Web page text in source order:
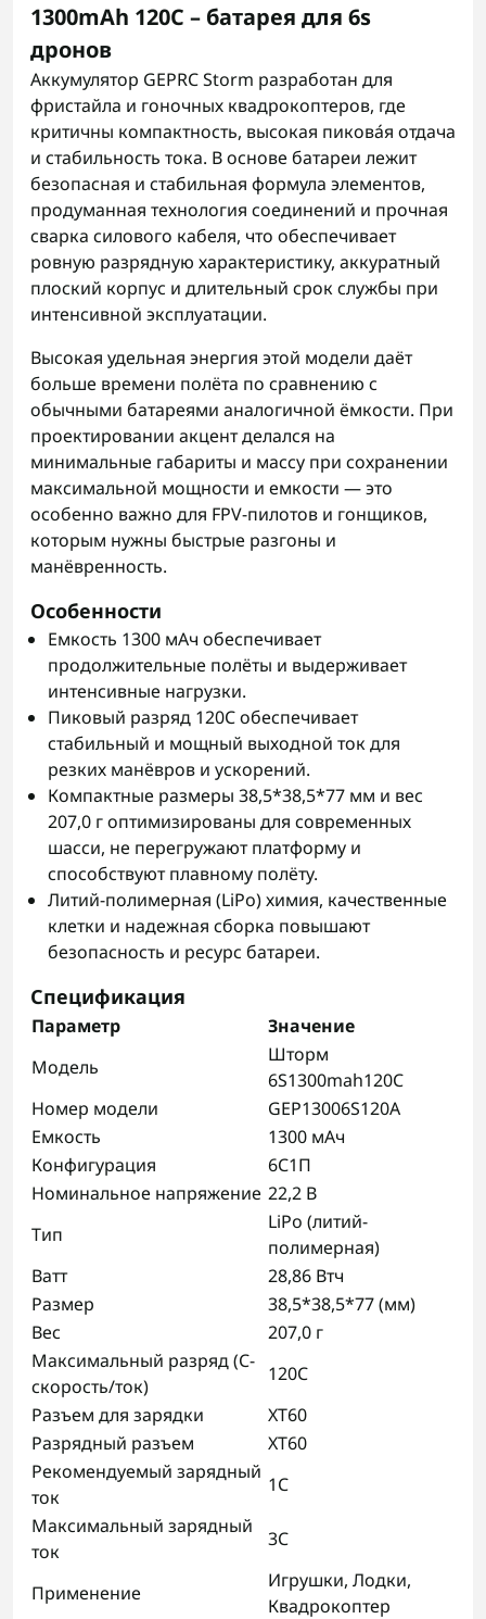
1300mAh 120C – батарея для 6s
дронов
Аккумулятор GEPRC Storm разработан для
фристайла и гоночных квадрокоптеров, где
критичны компактность, высокая пикова́я отдача
и стабильность тока. В основе батареи лежит
безопасная и стабильная формула элементов,
продуманная технология соединений и прочная
сварка силового кабеля, что обеспечивает
ровную разрядную характеристику, аккуратный
плоский корпус и длительный срок службы при
интенсивной эксплуатации.
Высокая удельная энергия этой модели даёт
больше времени полёта по сравнению с
обычными батареями аналогичной ёмкости. При
проектировании акцент делался на
минимальные габариты и массу при сохранении
максимальной мощности и емкости — это
особенно важно для FPV-пилотов и гонщиков,
которым нужны быстрые разгоны и
манёвренность.
Особенности
Емкость 1300 мАч обеспечивает
продолжительные полёты и выдерживает
интенсивные нагрузки.
Пиковый разряд 120C обеспечивает
стабильный и мощный выходной ток для
резких манёвров и ускорений.
Компактные размеры 38,5*38,5*77 мм и вес
207,0 г оптимизированы для современных
шасси, не перегружают платформу и
способствуют плавному полёту.
Литий-полимерная (LiPo) химия, качественные
клетки и надежная сборка повышают
безопасность и ресурс батареи.
Спецификация
Параметр
Значение
Модель
Шторм
6S1300mah120C
Номер модели
GEP13006S120A
Емкость
1300 мАч
Конфигурация
6С1П
Номинальное напряжение 22,2 В
Тип
LiPo (литий-
полимерная)
Ватт
28,86 Втч
Размер
38,5*38,5*77 (мм)
Вес
207,0 г
Максимальный разряд (C-
скорость/ток)
120C
Разъем для зарядки
XT60
Разрядный разъем
XT60
Рекомендуемый зарядный
ток
1C
Максимальный зарядный
ток
3C
Применение
Игрушки, Лодки,
Квадрокоптер